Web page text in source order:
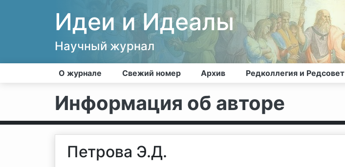
Идеи и Идеалы
Научный журнал
О журнале Свежий номер Архив Редколлегия и Редсовет
Информация об авторе
Петрова Э.Д.